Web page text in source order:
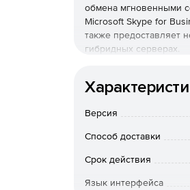
обмена мгновенными
Microsoft Skype for
также предоставляет
гибридных серверах.
автоматически
Унифицированная
Версия
Способ доставки
Срок действия
Язык интерфейса